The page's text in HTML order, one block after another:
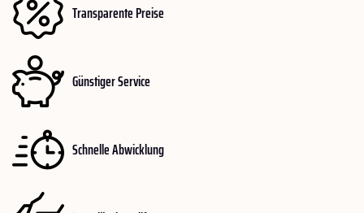
Transparente Preise
Günstiger Service
Schnelle Abwicklung